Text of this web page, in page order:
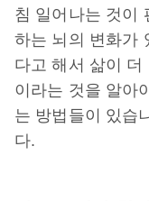
침 일어나는 것이
하는 뇌의 변화가
다고 해서 삶이
이라는 것을 알아
는 방법들이 있습
다.